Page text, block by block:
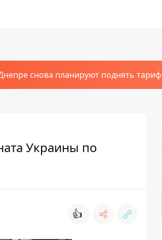
снова планируют поднять тариф
Украины по
👍